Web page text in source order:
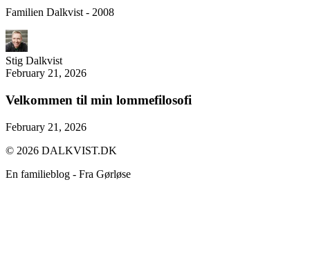
Familien Dalkvist - 2008
Stig Dalkvist
February 21, 2026
Velkommen til min lommefilosofi
February 21, 2026
© 2026 DALKVIST.DK
En familieblog - Fra Gørløse